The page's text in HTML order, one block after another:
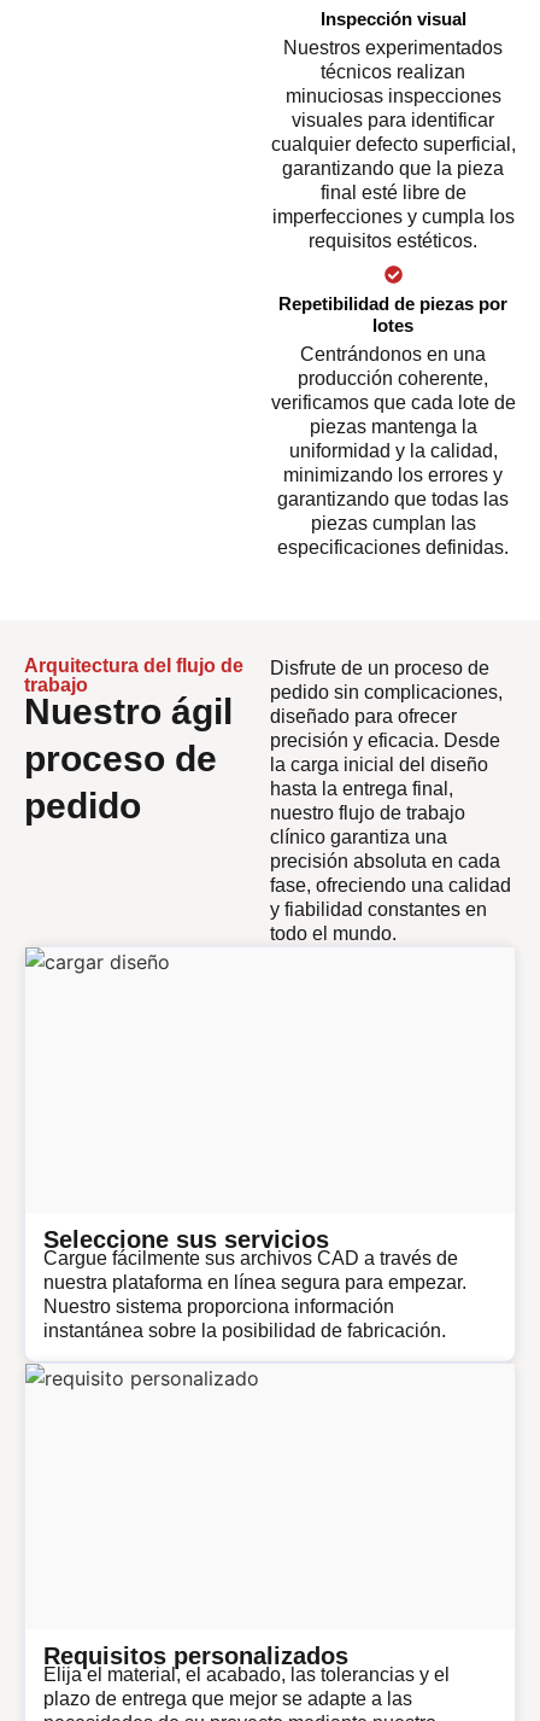
Inspección visual
Nuestros experimentados
técnicos realizan
minuciosas inspecciones
visuales para identificar
cualquier defecto superficial,
garantizando que la pieza
final esté libre de
imperfecciones y cumpla los
requisitos estéticos.
Repetibilidad de piezas por
lotes
Centrándonos en una
producción coherente,
verificamos que cada lote de
piezas mantenga la
uniformidad y la calidad,
minimizando los errores y
garantizando que todas las
piezas cumplan las
especificaciones definidas.
Arquitectura del flujo de
trabajo
Nuestro ágil
proceso de
pedido
Disfrute de un proceso de
pedido sin complicaciones,
diseñado para ofrecer
precisión y eficacia. Desde
la carga inicial del diseño
hasta la entrega final,
nuestro flujo de trabajo
clínico garantiza una
precisión absoluta en cada
fase, ofreciendo una calidad
y fiabilidad constantes en
todo el mundo.
Seleccione sus servicios
Cargue fácilmente sus archivos CAD a través de
nuestra plataforma en línea segura para empezar.
Nuestro sistema proporciona información
instantánea sobre la posibilidad de fabricación.
Requisitos personalizados
Elija el material, el acabado, las tolerancias y el
plazo de entrega que mejor se adapte a las